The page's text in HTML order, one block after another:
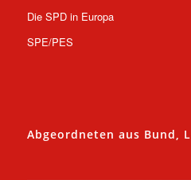
Die SPD in Europa
SPE/PES
Abgeordneten aus Bund,